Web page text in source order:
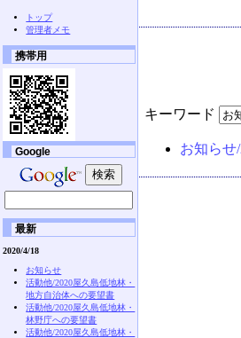
キーワード
お知らせ
トップ
管理者メモ
携帯用
Google
最新
2020/4/18
お知らせ
活動他/2020屋久島低地林・
地方自治体への要望書
活動他/2020屋久島低地林・
林野庁への要望書
活動他/2020屋久島低地林・